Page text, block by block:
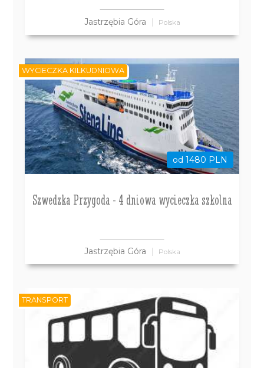
Jastrzębia Góra Polska
od 1480 PLN
Szwedzka Przygoda - 4 dniowa wycieczka szkolna
Jastrzębia Góra Polska
WYCIECZKA KILKUDNIOWA
TRANSPORT